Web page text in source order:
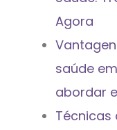
Agora
saúde
abordar
Técnicas